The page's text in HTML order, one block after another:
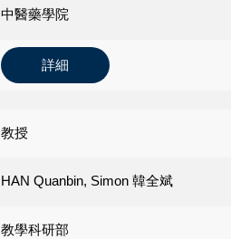
中醫藥學院
詳細
教授
HAN Quanbin, Simon 韓全斌
教學科研部